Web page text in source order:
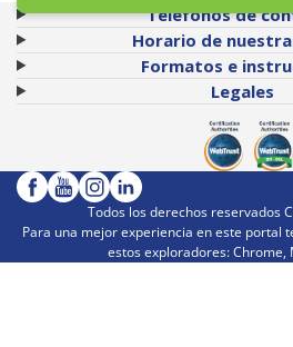
Teléfonos de
Horario de
Formatos e
Legales
Todos los derechos reservados
Para una mejor experiencia en este portal
estos exploradores: Chrome,